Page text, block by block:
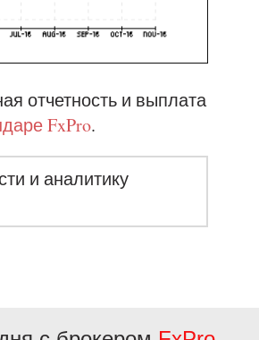
отчетность и выплата
FxPro.
и аналитику